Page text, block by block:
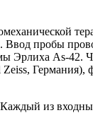
Ввод пробы
Эрлиха As-
Германия),
из